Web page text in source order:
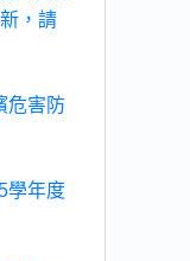
，請
危害防
學年度